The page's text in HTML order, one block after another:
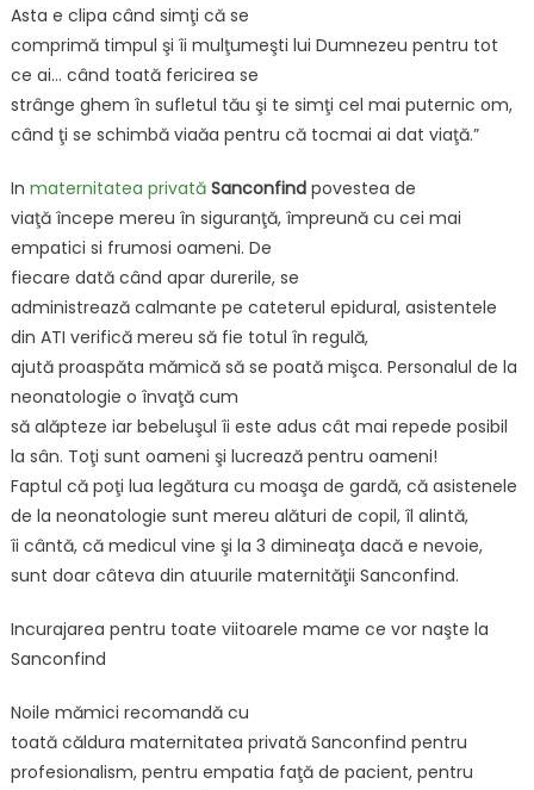
Asta e clipa când simţi că se
comprimă timpul şi îi mulţumeşti lui Dumnezeu pentru tot
ce ai… când toată fericirea se
strânge ghem în sufletul tău şi te simţi cel mai puternic om,
când ţi se schimbă viaăa pentru că tocmai ai dat viaţă.”
In maternitatea privatăSanconfindpovestea de
viaţă începe mereu în siguranţă, împreună cu cei mai
empatici si frumosi oameni. De
fiecare dată când apar durerile, se
administrează calmante pe cateterul epidural, asistentele
din ATI verifică mereu să fie totul în regulă,
ajută proaspăta mămică să se poată mişca. Personalul de la
neonatologie o învaţă cum
să alăpteze iar bebeluşul îi este adus cât mai repede posibil
la sân. Toţi sunt oameni şi lucrează pentru oameni!
Faptul că poţi lua legătura cu moaşa de gardă, că asistenele
de la neonatologie sunt mereu alături de copil, îl alintă,
îi cântă, că medicul vine şi la 3 dimineaţa dacă e nevoie,
sunt doar câteva din atuurile maternităţii Sanconfind.
Incurajarea pentru toate viitoarele mame ce vor naşte la
Sanconfind
Noile mămici recomandă cu
toată căldura maternitatea privată Sanconfind pentru
profesionalism, pentru empatia faţă de pacient, pentru